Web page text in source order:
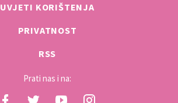
UVJETI KORIŠTENJA
PRIVATNOST
RSS
Prati nas i na: